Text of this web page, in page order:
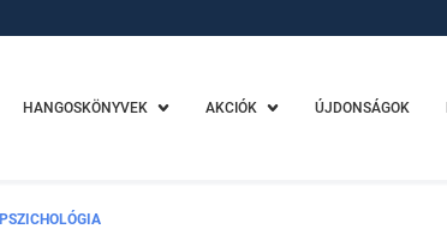
HANGOSKÖNYVEK AKCIÓK ÚJDONSÁGOK
PSZICHOLÓGIA